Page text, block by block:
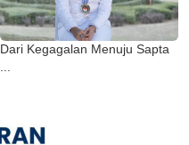
Dari Kegagalan Menuju Sapta
...